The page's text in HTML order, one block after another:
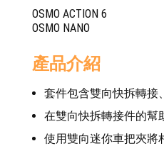
OSMO ACTION 6
OSMO NANO
產品介紹
套件包含雙向快拆轉接
在雙向快拆轉接件的幫
使用雙向迷你車把夾將